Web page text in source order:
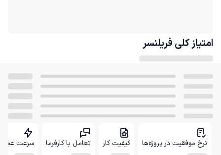
امتیاز کلی فریلنسر
نرخ موفقیت در پروژه‌ها کیفیت کار تعامل با کارفرما سرعت عمل